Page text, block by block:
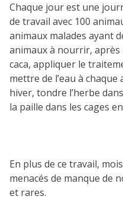
Chaque jour est une
de travail avec 100
animaux malades ayant
animaux à nourrir, après
caca, appliquer le
mettre de l’eau à chaque
hiver, tondre l’herbe
la paille dans les cages
En plus de ce travail,
menacés de manque de
et rares.